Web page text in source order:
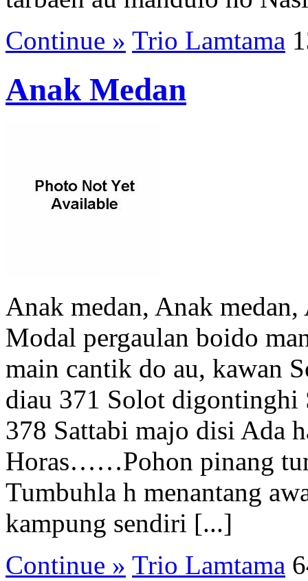
Continue » Trio Lamtama
Anak Medan
Anak medan, Anak
Modal pergaulan boido
main cantik do au, kawan
diau 371 Solot digontinghi
378 Sattabi majo disi Ada
Horas……Pohon pinang
Tumbuhla h menantang
kampung sendiri [...]
Continue » Trio Lamtama